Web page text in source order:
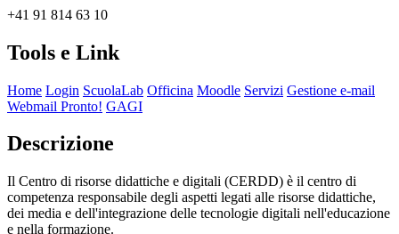
+41 91 814 63 10
Tools e Link
Home Login ScuolaLab Officina Moodle Servizi Gestione e-mail
Webmail Pronto! GAGI
Descrizione
Il Centro di risorse didattiche e digitali (CERDD) è il centro di
competenza responsabile degli aspetti legati alle risorse didattiche,
dei media e dell'integrazione delle tecnologie digitali nell'educazione
e nella formazione.